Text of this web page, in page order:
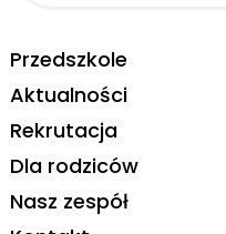
Przedszkole
Aktualności
Rekrutacja
Dla rodziców
Nasz zespół